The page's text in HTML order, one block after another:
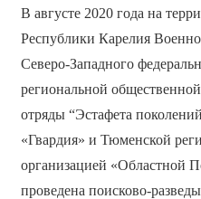
В августе 2020 года на
Республики Карелия
Северо-Западного
региональной
отряды “Эстафета
«Гвардия» и Тюменской
организацией «Областной
проведена поисково-